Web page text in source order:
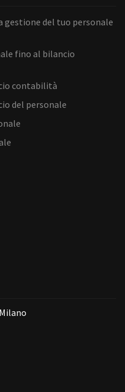
gestione del tuo personale
fino al bilancio
contabilità
del personale